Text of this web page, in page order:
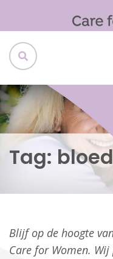
Tag:
Blijf op de hoogte
Care for Women.